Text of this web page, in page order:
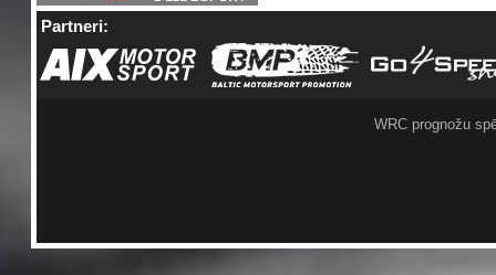
Partneri:
WRC prognožu